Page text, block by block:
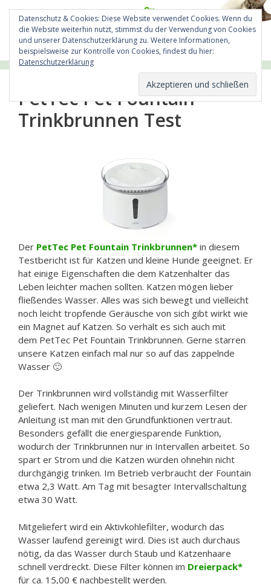
Zum
Inhalt
springen
Menü
PetTec Pet Fountain
Trinkbrunnen Test
Der PetTec Pet Fountain Trinkbrunnen in diesem
Testbericht ist für Katzen und kleine Hunde geeignet. Er
hat einige Eigenschaften die dem Katzenhalter das
Leben leichter machen sollten. Katzen mögen lieber
fließendes Wasser. Alles was sich bewegt und vielleicht
noch leicht tropfende Geräusche von sich gibt wirkt wie
ein Magnet auf Katzen. So verhält es sich auch mit
dem PetTec Pet Fountain Trinkbrunnen. Gerne starren
unsere Katzen einfach mal nur so auf das zappelnde
Wasser 🙂
Der Trinkbrunnen wird vollständig mit Wasserfilter
geliefert. Nach wenigen Minuten und kurzem Lesen der
Anleitung ist man mit den Grundfunktionen vertraut.
Besonders gefällt die energiesparende Funktion,
wodurch der Trinkbrunnen nur in Intervallen arbeitet. So
spart er Strom und die Katzen würden ohnehin nicht
durchgängig trinken. Im Betrieb verbraucht der Fountain
etwa 2,3 Watt. Am Tag mit besagter Intervallschaltung
etwa 30 Watt.
Mitgeliefert wird ein Aktivkohlefilter, wodurch das
Wasser laufend gereinigt wird. Dies ist auch durchaus
nötig, da das Wasser durch Staub und Katzenhaare
schnell verdreckt. Diese Filter können im Dreierpack
für ca. 15,00 € nachbestellt werden.
Datenschutz & Cookies: Diese Website verwendet Cookies. Wenn du
die Website weiterhin nutzt, stimmst du der Verwendung von Cookies
und unserer Datenschutzerklärung zu. Weitere Informationen,
beispielsweise zur Kontrolle von Cookies, findest du hier:
Datenschutzerklärung